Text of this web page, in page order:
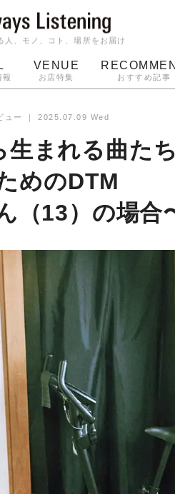
人、モノ、コト、場所をお届け
報
VENUE
お店特集 おすすめ記事
ンテーブル
ュー ｜2025.07.09 Wed
まれる曲た
めのDTM
（13）の場合